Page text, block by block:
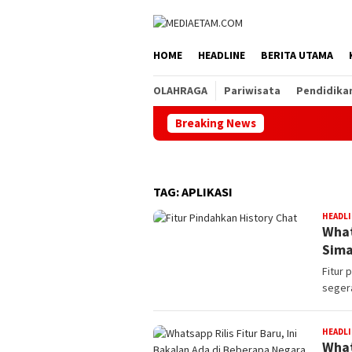
HOME HEADLINE BERITA UTAMA
OLAHRAGA Pariwisata
Breaking News
TAG:APLIKASI
Fitur